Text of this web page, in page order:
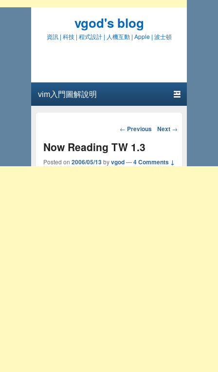
vgod's blog
資訊 | 科技 | 程式設計 | 人機互動 | Apple | 波士頓
Primary menu
Skip to primary content
Skip to secondary content
Post navigation
← Previous Next →
Now Reading TW 1.3
Posted on 2006/05/13byvgod—4 Comments ↓